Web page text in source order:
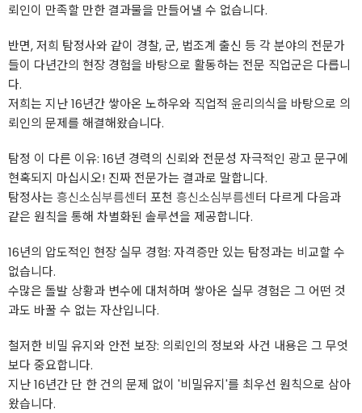
뢰인이 만족할 만한 결과물을 만들어낼 수 없습니다.
반면, 저희 탐정사와 같이 경찰, 군, 법조계 출신 등 각 분야의 전문가
들이 다년간의 현장 경험을 바탕으로 활동하는 전문 직업군은 다릅니
다.
저희는 지난 16년간 쌓아온 노하우와 직업적 윤리의식을 바탕으로 의
뢰인의 문제를 해결해왔습니다.
탐정 이 다른 이유: 16년 경력의 신뢰와 전문성 자극적인 광고 문구에
현혹되지 마십시오! 진짜 전문가는 결과로 말합니다.
탐정사는 흥신소심부름센터 포천 흥신소심부름센터 다르게 다음과
같은 원칙을 통해 차별화된 솔루션을 제공합니다.
16년의 압도적인 현장 실무 경험: 자격증만 있는 탐정과는 비교할 수
없습니다.
수많은 돌발 상황과 변수에 대처하며 쌓아온 실무 경험은 그 어떤 것
과도 바꿀 수 없는 자산입니다.
철저한 비밀 유지와 안전 보장: 의뢰인의 정보와 사건 내용은 그 무엇
보다 중요합니다.
지난 16년간 단 한 건의 문제 없이 '비밀유지'를 최우선 원칙으로 삼아
왔습니다.